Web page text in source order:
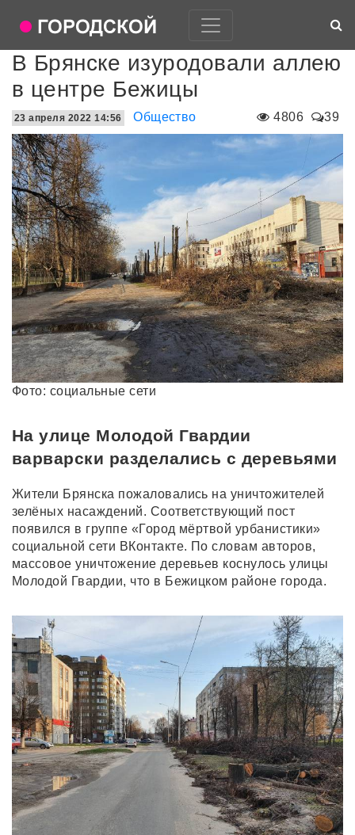
В Брянске изуродовали аллею
в центре Бежицы
4806 39
23 апреля 2022 14:56 Общество
Фото: социальные сети
На улице Молодой Гвардии
варварски разделались с деревьями
Жители Брянска пожаловались на уничтожителей
зелёных насаждений. Соответствующий пост
появился в группе «Город мёртвой урбанистики»
социальной сети ВКонтакте. По словам авторов,
массовое уничтожение деревьев коснулось улицы
Молодой Гвардии, что в Бежицком районе города.